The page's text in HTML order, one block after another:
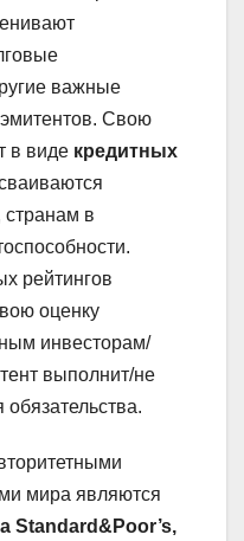
важные
Свою
в виде кредитных
странам в
рейтингов
оценку
инвесторам/
выполнит/не
мира являются
Standard&Poor’s,